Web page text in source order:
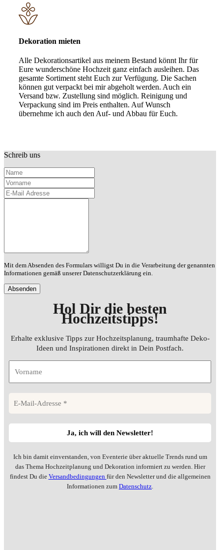
Dekoration mieten
Alle Dekorationsartikel aus meinem Bestand könnt Ihr für
Eure wunderschöne Hochzeit ganz einfach ausleihen. Das
gesamte Sortiment steht Euch zur Verfügung. Die Sachen
können gut verpackt bei mir abgeholt werden. Auch ein
Versand bzw. Zustellung sind möglich. Reinigung und
Verpackung sind im Preis enthalten. Auf Wunsch
übernehme ich auch den Auf- und Abbau für Euch.
Schreib uns
Name
Vorname
E-Mail Adresse
Mit dem Absenden des Formulars willigst Du in die Verarbeitung der genannten
Informationen gemäß unserer Datenschutzerklärung ein.
Hol Dir die besten
Hochzeitstipps!
Erhalte exklusive Tipps zur Hochzeitsplanung, traumhafte Deko-
Ideen und Inspirationen direkt in Dein Postfach.
Ich bin damit einverstanden, von Eventerie über aktuelle Trends rund um
das Thema Hochzeitplanung und Dekoration informiert zu werden. Hier
findest Du die Versandbedingungen für den Newsletter und die allgemeinen
Informationen zum Datenschutz.